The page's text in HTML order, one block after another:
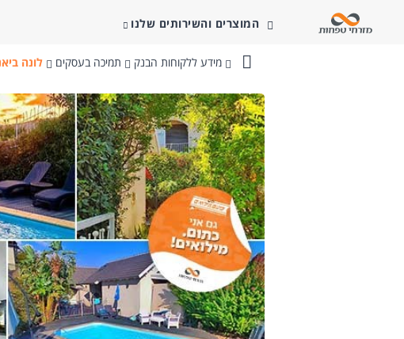
המוצרים והשירותים שלנו
מזרחי-טפחות
מידע ללקוחות הבנק תמיכה בעסקים לונה